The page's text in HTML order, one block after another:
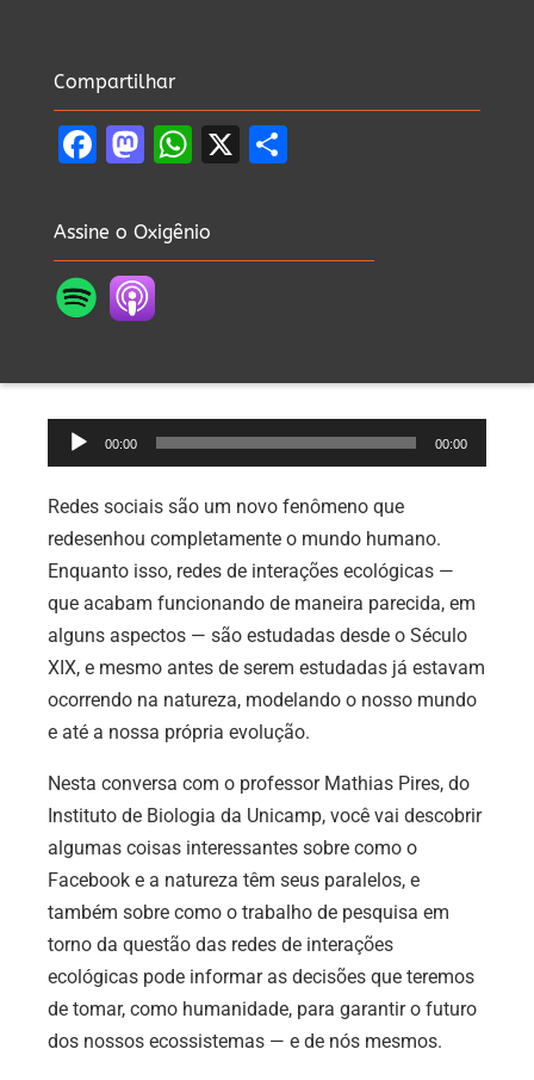
Compartilhar
Facebook
Mastodon
WhatsApp
X
Assine o Oxigênio
Tocador
de
áudio
00:00 00:00
Redes sociais são um novo fenômeno que
redesenhou completamente o mundo humano.
Enquanto isso, redes de interações ecológicas —
que acabam funcionando de maneira parecida, em
alguns aspectos — são estudadas desde o Século
XIX, e mesmo antes de serem estudadas já estavam
ocorrendo na natureza, modelando o nosso mundo
e até a nossa própria evolução.
Nesta conversa com o professor Mathias Pires, do
Instituto de Biologia da Unicamp, você vai descobrir
algumas coisas interessantes sobre como o
Facebook e a natureza têm seus paralelos, e
também sobre como o trabalho de pesquisa em
torno da questão das redes de interações
ecológicas pode informar as decisões que teremos
de tomar, como humanidade, para garantir o futuro
dos nossos ecossistemas — e de nós mesmos.